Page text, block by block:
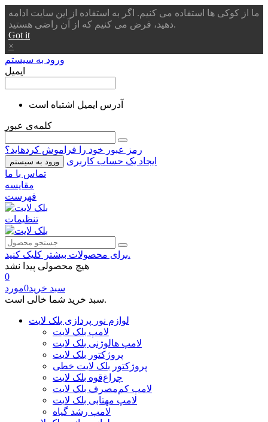
ما از کوکی ها استفاده می کنیم. اگر به استفاده از این سایت ادامه
دهید، فرض می کنیم که از آن راضی هستید.
Got it
×
ورود به سیستم
ایمیل
آدرس ایمیل اشتباه است
کلمه‌ی عبور
رمز عبور خود را فراموش کردهاید؟
ورود به سیستم
ایجاد یک حساب کاربری
تماس با ما
مقایسه
فهرست
تنظیمات
برای محصولات بیشتر کلیک کنید.
هیچ محصولی پیدا نشد
0
سبد خرید0مورد
سبد خرید شما خالی است.
لوازم نور پردازی بلک لایت
لامپ بلک لایت
لامپ هالوژنی بلک لایت
پروژکتور بلک لایت
پروژکتور بلک لایت خطی
چراغ‌قوه بلک لایت
لامپ کم‌مصرف بلک لایت
لامپ مهتابی بلک لایت
لامپ رشد گیاه